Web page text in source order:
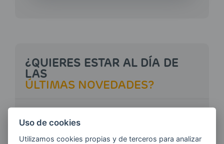
¿QUIERES ESTAR AL DÍA DE
LAS
ÚLTIMAS NOVEDADES?
E-MAIL
Uso de cookies
Utilizamos cookies propias y de terceros para analizar